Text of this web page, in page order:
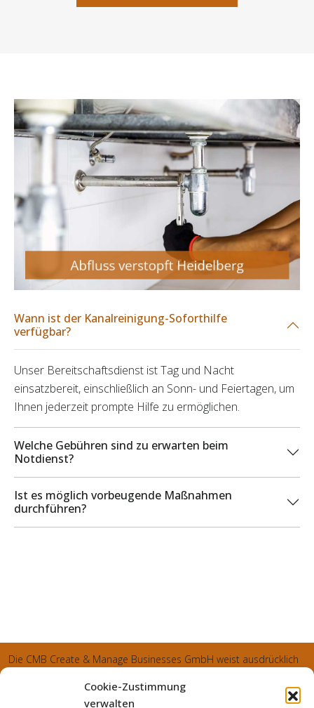
Cookie-Zustimmung
verwalten
Wann ist der Kanalreinigung-Soforthilfe
verfügbar?
Unser Bereitschaftsdienst ist Tag und Nacht
einsatzbereit, einschließlich an Sonn- und Feiertagen, um
Ihnen jederzeit prompte Hilfe zu ermöglichen.
Welche Gebühren sind zu erwarten beim
Notdienst?
Ist es möglich vorbeugende Maßnahmen
durchführen?
Die CMB Create & Manage Businesses GmbH weist ausdrücklich
und sämtliche generierte Aufträge an die SecuPart GmbH